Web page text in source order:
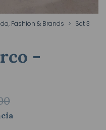
Fashion & Brands > Set 3
-